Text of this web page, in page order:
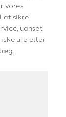
vores
at sikre
uanset
ure eller